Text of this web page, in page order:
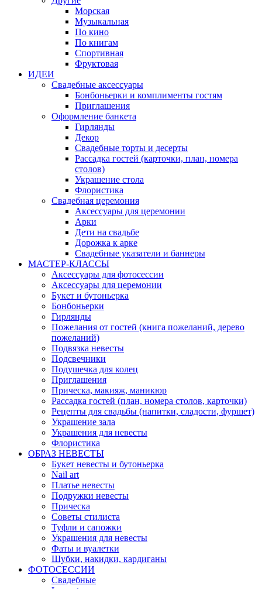
Морская
Музыкальная
По кино
По книгам
Спортивная
Фруктовая
ИДЕИ
Свадебные аксессуары
Бонбоньерки и комплименты гостям
Приглашения
Оформление банкета
Гирлянды
Декор
Свадебные торты и десерты
Рассадка гостей (карточки, план, номера
столов)
Украшение стола
Флористика
Свадебная церемония
Аксессуары для церемонии
Арки
Дети на свадьбе
Дорожка к арке
Свадебные указатели и баннеры
МАСТЕР-КЛАССЫ
Аксессуары для фотосессии
Аксессуары для церемонии
Букет и бутоньерка
Бонбоньерки
Гирлянды
Пожелания от гостей (книга пожеланий, дерево
пожеланий)
Подвязка невесты
Подсвечники
Подушечка для колец
Приглашения
Прическа, макияж, маникюр
Рассадка гостей (план, номера столов, карточки)
Рецепты для свадьбы (напитки, сладости, фуршет)
Украшение зала
Украшения для невесты
Флористика
ОБРАЗ НЕВЕСТЫ
Букет невесты и бутоньерка
Nail art
Платье невесты
Подружки невесты
Прическа
Советы стилиста
Туфли и сапожки
Украшения для невесты
Фаты и вуалетки
Шубки, накидки, кардиганы
ФОТОСЕССИИ
Свадебные